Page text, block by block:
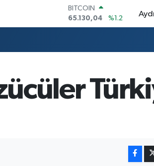
DOLAR
47,7106
%0.17
EURO
6618.49
%2.12
BİST100
13.773
%-19